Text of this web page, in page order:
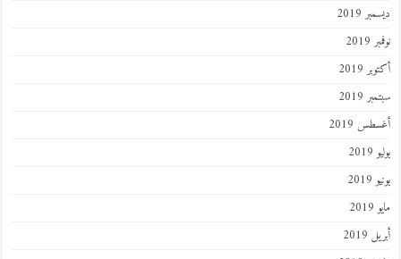
ديسمبر 2019
نوفمبر 2019
أكتوبر 2019
سبتمبر 2019
أغسطس 2019
يوليو 2019
يونيو 2019
مايو 2019
أبريل 2019